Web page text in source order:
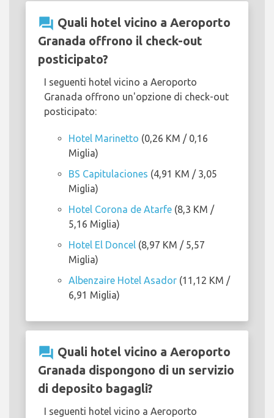
question_answer Quali hotel vicino a Aeroporto
Granada offrono il check-out
posticipato?
I seguenti hotel vicino a Aeroporto
Granada offrono un'opzione di check-out
posticipato:
Hotel Marinetto (0,26 KM / 0,16
Miglia)
BS Capitulaciones (4,91 KM / 3,05
Miglia)
Hotel Corona de Atarfe (8,3 KM /
5,16 Miglia)
Hotel El Doncel (8,97 KM / 5,57
Miglia)
Albenzaire Hotel Asador (11,12 KM /
6,91 Miglia)
question_answer Quali hotel vicino a Aeroporto
Granada dispongono di un servizio
di deposito bagagli?
I seguenti hotel vicino a Aeroporto